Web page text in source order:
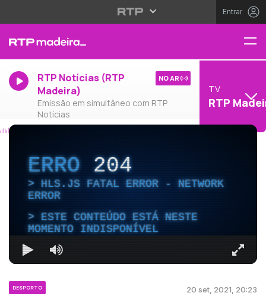
Entrar
RTP Notícias (RTP
Madeira)
Emissão em simultâneo com RTP
Notícias
NO AR
TV
RTP
ERRO204
HLS.JS FATAL ERROR - NETWORK
ERROR
ESTE CONTEÚDO ESTÁ NESTE
MOMENTO INDISPONÍVEL
DESPORTO 20 set, 2021, 20:23